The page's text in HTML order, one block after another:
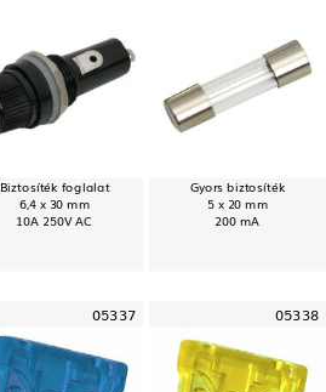
Biztosíték foglalat
6,4 x 30 mm
10A 250V AC
Gyors biztosíték
5 x 20 mm
200 mA
05337 05338